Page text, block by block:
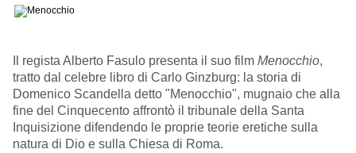
Il regista Alberto Fasulo presenta il suo film Menocchio,
tratto dal celebre libro di Carlo Ginzburg: la storia di
Domenico Scandella detto "Menocchio", mugnaio che alla
fine del Cinquecento affrontò il tribunale della Santa
Inquisizione difendendo le proprie teorie eretiche sulla
natura di Dio e sulla Chiesa di Roma.